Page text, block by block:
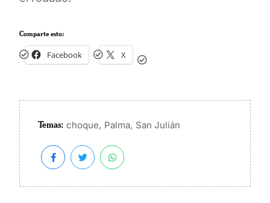
Comparte esto:
Facebook X
Temas: choque, Palma, San Julián